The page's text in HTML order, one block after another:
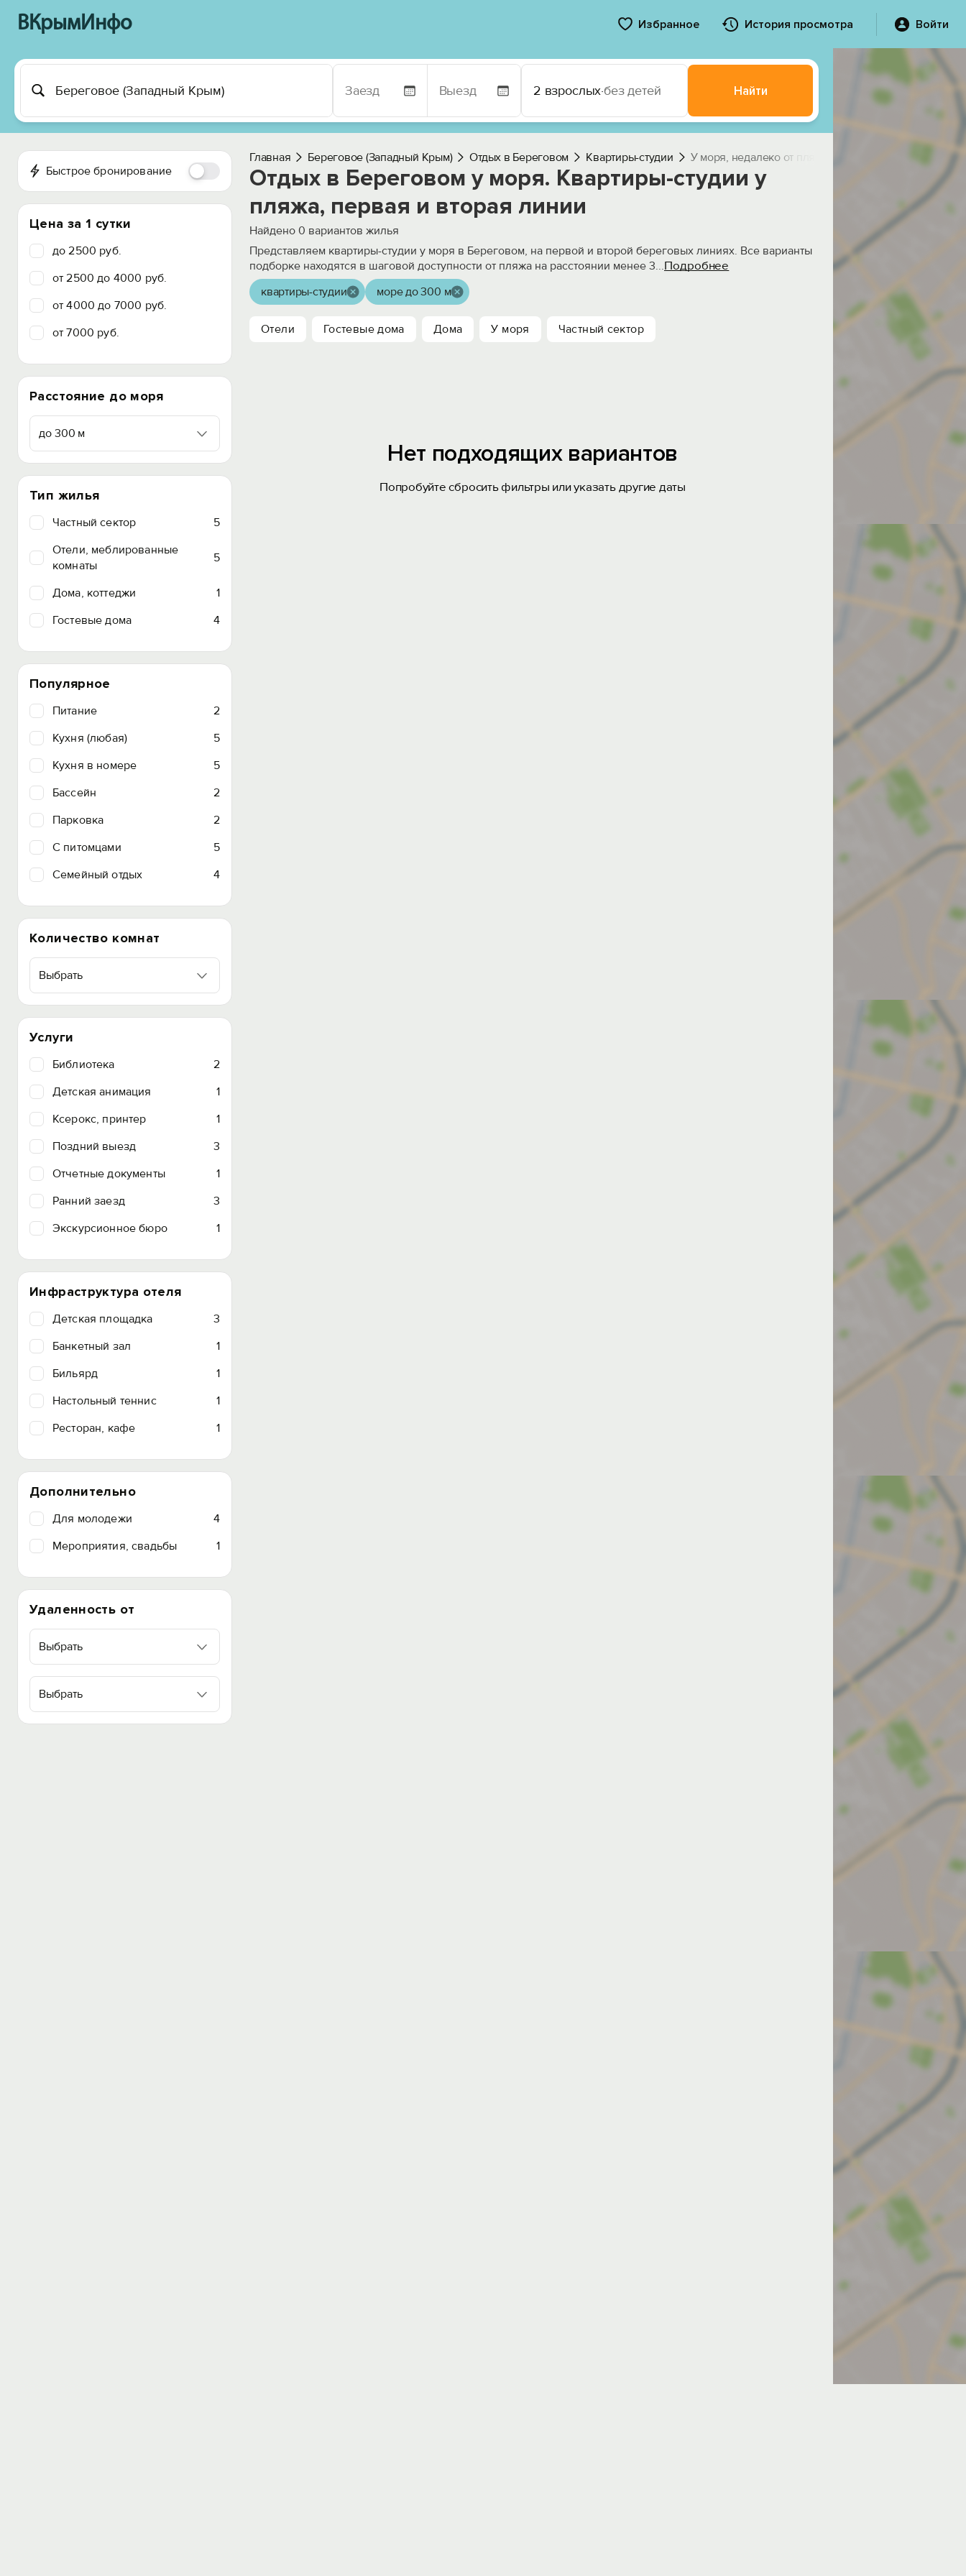
ВКрымИнфо Избранное История просмотра Войти
2 взрослых·без детей Найти
Быстрое бронирование
Цена за 1 сутки
до 2500 руб.
от 2500 до 4000 руб.
от 4000 до 7000 руб.
от 7000 руб.
Расстояние до моря
до 300 м
Тип жилья
Частный сектор
5
Отели, меблированные
комнаты
5
Дома, коттеджи
1
Гостевые дома
4
Популярное
Питание
2
Кухня (любая)
5
Кухня в номере
5
Бассейн
2
Парковка
2
C питомцами
5
Семейный отдых
4
Количество комнат
Выбрать
Услуги
Библиотека
2
Детская анимация
1
Ксерокс, принтер
1
Поздний выезд
3
Отчетные документы
1
Ранний заезд
3
Экскурсионное бюро
1
Инфраструктура отеля
Детская площадка
3
Банкетный зал
1
Бильярд
1
Настольный теннис
1
Ресторан, кафе
1
Дополнительно
Для молодежи
4
Мероприятия, свадьбы
1
Удаленность от
Выбрать
Выбрать
Главная Береговое (Западный Крым) Отдых в Береговом Квартиры-студии У моря, недалеко от пляжа
Отдых в Береговом у моря. Квартиры-студии у
пляжа, первая и вторая линии
Найдено 0 вариантов жилья
Представляем квартиры-студии у моря в Береговом, на первой и второй береговых линиях. Все варианты
подборке находятся в шаговой доступности от пляжа на расстоянии менее 3...Подробнее
квартиры-студии море до 300 м
Отели Гостевые дома Дома У моря Частный сектор
Нет подходящих вариантов
Попробуйте сбросить фильтры или указать другие даты